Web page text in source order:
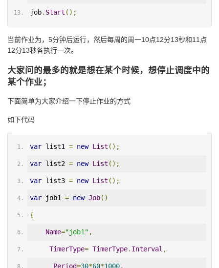
job. Start ();
当前作业为，5分钟后运行，然后每周的周一10点12分13秒和11点
12分13秒各执行一次。
大家问的最多的就是想在某个时候，想停止调度中的
某个作业；
下面简单为大家介绍一下停止作业的方式
如下代码
var list1 = new List ();
var list2 = new List ();
var list3 = new List ();
var job1 = new Job()
{
Name="job1" ,
TimerType= TimerType. Interval ,
Period=30*60*1000,